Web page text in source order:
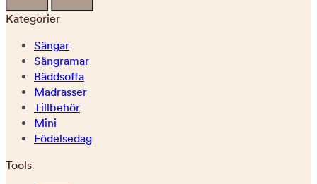
Kategorier
Sängar
Sängramar
Bäddsoffa
Madrasser
Tillbehör
Mini
Födelsedag
Tools